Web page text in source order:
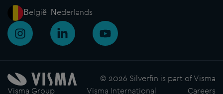
België - Nederlands
I
n
s
a
g
L
i
n
e
d
Y
o
u
b
© 2026 Silverfin is part of Visma
Visma Group
Visma International Careers